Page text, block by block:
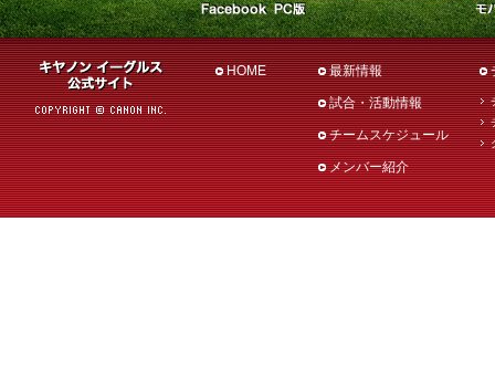
HOME 最新情報
試合・活動情報
チームスケジュール
メンバー紹介